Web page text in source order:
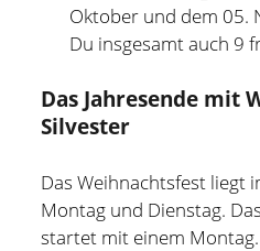
Oktober und dem 05.
Du insgesamt auch 9
Das Jahresende mit
Silvester
Das Weihnachtsfest liegt
Montag und Dienstag.
startet mit einem Montag.